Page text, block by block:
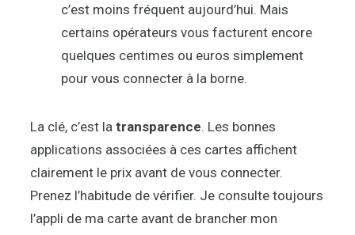
c’est moins fréquent aujourd’hui. Mais
certains opérateurs vous facturent encore
quelques centimes ou euros simplement
pour vous connecter à la borne.
La clé, c’est la transparence. Les bonnes
applications associées à ces cartes affichent
clairement le prix avant de vous connecter.
Prenez l’habitude de vérifier. Je consulte toujours
l’appli de ma carte avant de brancher mon